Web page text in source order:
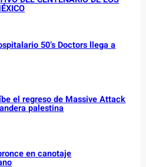
50’s Doctors llega a
el regreso de Massive Attack
palestina
en canotaje